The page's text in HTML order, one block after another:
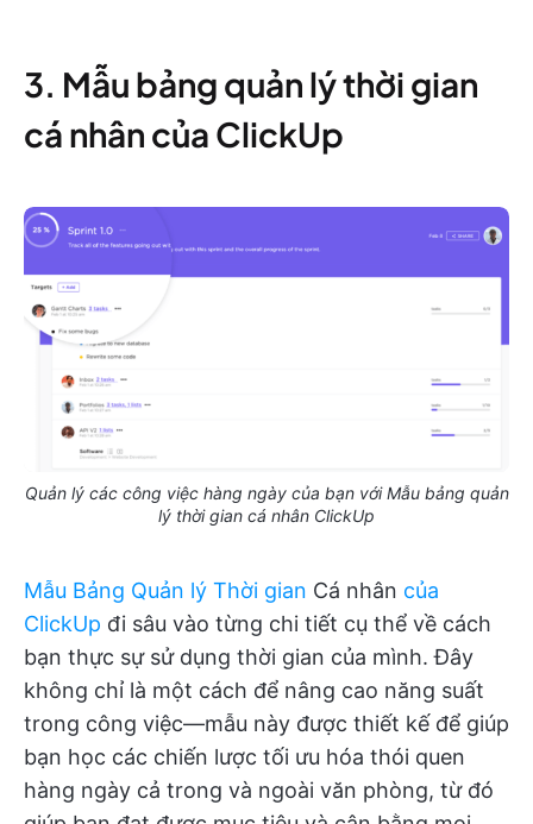
3. Mẫu bảng quản lý thời gian
cá nhân của ClickUp
Quản lý các công việc hàng ngày của bạn với Mẫu bảng quản
lý thời gian cá nhân ClickUp
Mẫu Bảng Quản lý Thời gian Cá nhân của
ClickUp đi sâu vào từng chi tiết cụ thể về cách
bạn thực sự sử dụng thời gian của mình. Đây
không chỉ là một cách để nâng cao năng suất
trong công việc—mẫu này được thiết kế để giúp
bạn học các chiến lược tối ưu hóa thói quen
hàng ngày cả trong và ngoài văn phòng, từ đó